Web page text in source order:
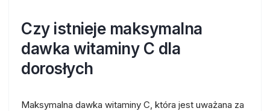
Czy istnieje maksymalna
dawka witaminy C dla
dorosłych
Maksymalna dawka witaminy C, która jest uważana za